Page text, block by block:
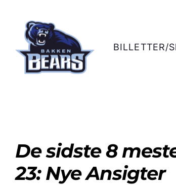
BILLETTER/
De sidste 8
23: Nye Ansigter